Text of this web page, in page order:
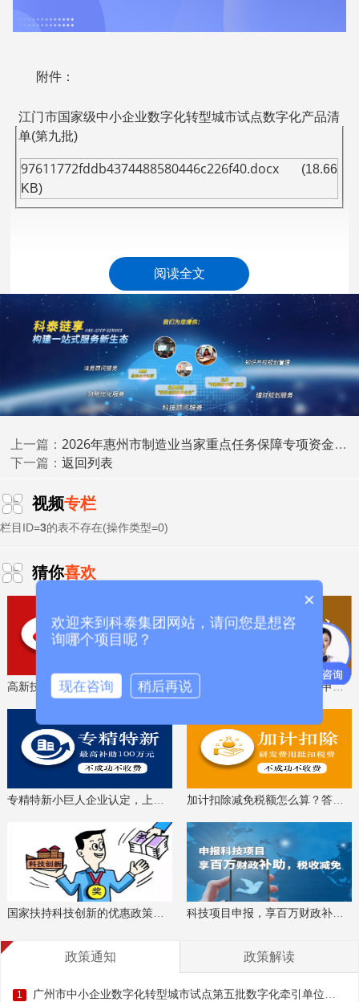
附件：
江门市国家级中小企业数字化转型城市试点数字化产品清
单(第九批)
97611772fddb4374488580446c226f40.docx (18.66
KB)
江门市工业和信息化局
2026年5月26日
科泰集团(https://www.gdktzx.com/)成立17年来，致力于
提供高新技术企业认定、名优高新技术产品认定、省市工程
定、省市重点实验室认定、新型研发机构认定、专精特新中
小企业 、专精特新“小巨人”、制造业单项冠军、专利软著申
业评价入库、创新创业大赛、专利奖、科学技术奖、
果评价、科技成果转化等服务。关注【科小泰】公众号，及
阅读全文
上一篇： 2026年惠州市制造业当家重点任务保障专项资金（信息化和信息产业发展-软件和信息服务业企业“增量提效”、“晋档升级”、资质认证奖励）安排计划
下一篇：返回列表
视频专栏
栏目ID=3的表不存在(操作类型=0)
猜你喜欢
高新技术企业认定，免费评估，通过后再收费 省工程技术研究中心，专业申报、指导培训
加计扣除减免税额怎么算？答疑解惑、咨询培训
国家扶持科技创新的优惠政策，索取资料、解读政策 科技项目申报，享百万财政补贴，减免40%所得税
政策通知 政策解读
1 广州市中小企业数字化转型城市试点第五批数字化牵引单位补充遴选申报时间、条件要求、扶持奖励
×
欢迎来到科泰集团网站，请问您是想咨
询哪个项目呢？
现在咨询 稍后再说